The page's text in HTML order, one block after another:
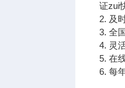
证zui
2. 及
3. 全
4. 灵
5. 在
6. 每